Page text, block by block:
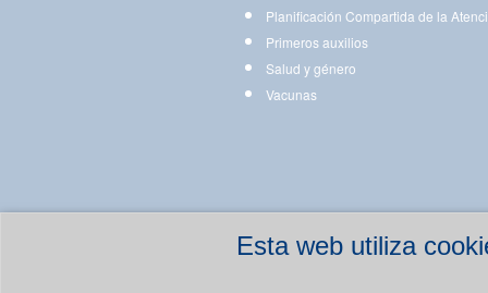
Esta web utiliza
Planificación Compartida de la
Primeros auxilios
Salud y género
Vacunas